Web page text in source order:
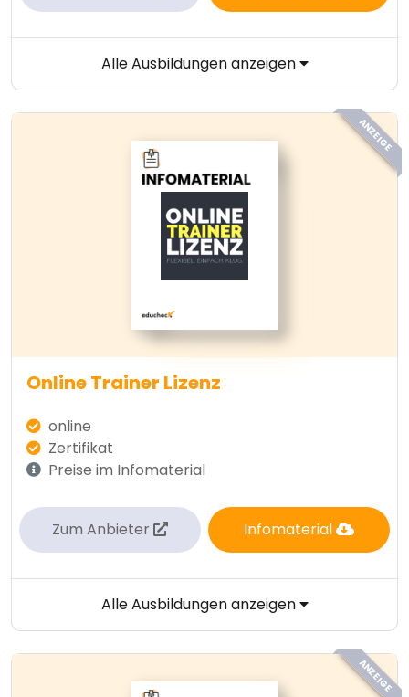
Alle Ausbildungen anzeigen
ANZEIGE
Online Trainer Lizenz
online
Zertifikat
Preise im Infomaterial
Zum Anbieter Infomaterial
Alle Ausbildungen anzeigen
ANZEIGE